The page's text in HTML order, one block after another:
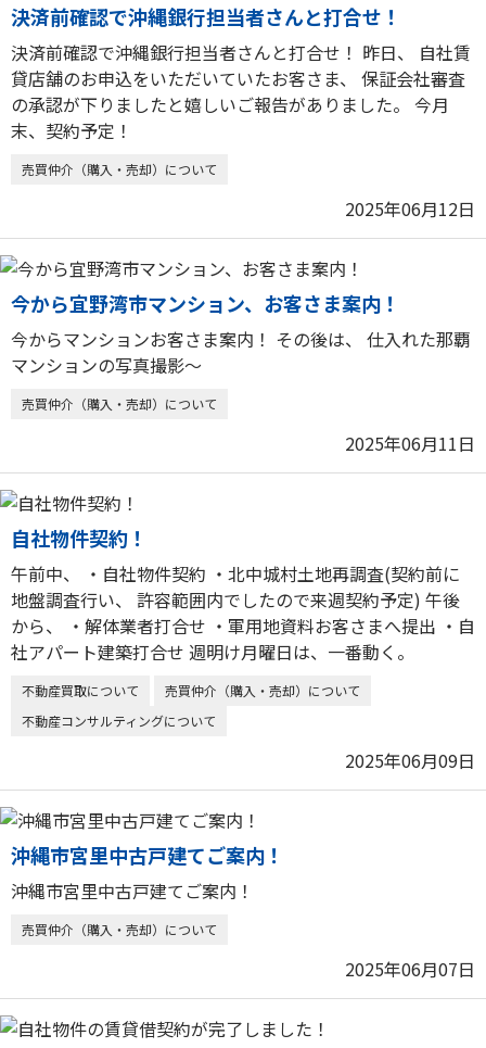
決済前確認で沖縄銀行担当者さんと打合せ！
決済前確認で沖縄銀行担当者さんと打合せ！ 昨日、 自社賃
貸店舗のお申込をいただいていたお客さま、 保証会社審査
の承認が下りましたと嬉しいご報告がありました。 今月
末、契約予定！
売買仲介（購入・売却）について
2025年06月12日
今から宜野湾市マンション、お客さま案内！
今からマンションお客さま案内！ その後は、 仕入れた那覇
マンションの写真撮影〜
売買仲介（購入・売却）について
2025年06月11日
自社物件契約！
午前中、 ・自社物件契約 ・北中城村土地再調査(契約前に
地盤調査行い、 許容範囲内でしたので来週契約予定) 午後
から、 ・解体業者打合せ ・軍用地資料お客さまへ提出 ・自
社アパート建築打合せ 週明け月曜日は、一番動く。
不動産買取について
売買仲介（購入・売却）について
不動産コンサルティングについて
2025年06月09日
沖縄市宮里中古戸建てご案内！
沖縄市宮里中古戸建てご案内！
売買仲介（購入・売却）について
2025年06月07日